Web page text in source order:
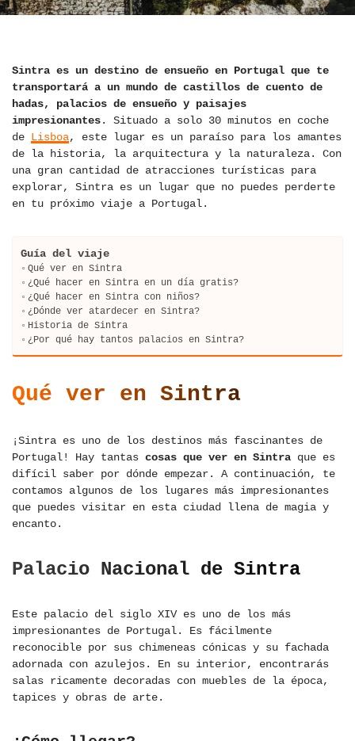
Sintra es un destino de ensueño en Portugal que te
transportará a un mundo de castillos de cuento de
hadas, palacios de ensueño y paisajes
impresionantes. Situado a solo 30 minutos en coche
de Lisboa, este lugar es un paraíso para los amantes
de la historia, la arquitectura y la naturaleza. Con
una gran cantidad de atracciones turísticas para
explorar, Sintra es un lugar que no puedes perderte
en tu próximo viaje a Portugal.
Guía del viaje
Qué ver en Sintra
¿Qué hacer en Sintra en un día gratis?
¿Qué hacer en Sintra con niños?
¿Dónde ver atardecer en Sintra?
Historia de Sintra
¿Por qué hay tantos palacios en Sintra?
Qué ver en Sintra
¡Sintra es uno de los destinos más fascinantes de
Portugal! Hay tantas cosas que ver en Sintra que es
difícil saber por dónde empezar. A continuación, te
contamos algunos de los lugares más impresionantes
que puedes visitar en esta ciudad llena de magia y
encanto.
Palacio Nacional de Sintra
Este palacio del siglo XIV es uno de los más
impresionantes de Portugal. Es fácilmente
reconocible por sus chimeneas cónicas y su fachada
adornada con azulejos. En su interior, encontrarás
salas ricamente decoradas con muebles de la época,
tapices y obras de arte.